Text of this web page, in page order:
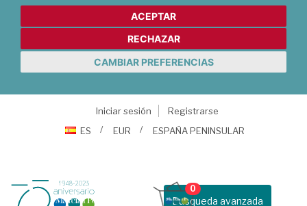
ACEPTAR
RECHAZAR
CAMBIAR PREFERENCIAS
Iniciar sesión
Registrarse
ES
EUR ESPAÑA PENINSULAR
Busqueda avanzada
0